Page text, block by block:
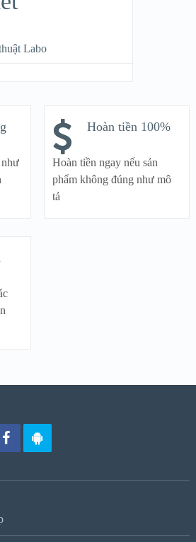
Labo
Hoàn tiền 100%
Hoàn tiền ngay nếu sản
phẩm không đúng như mô
tả